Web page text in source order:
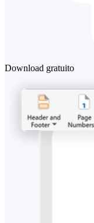
Download gratuito